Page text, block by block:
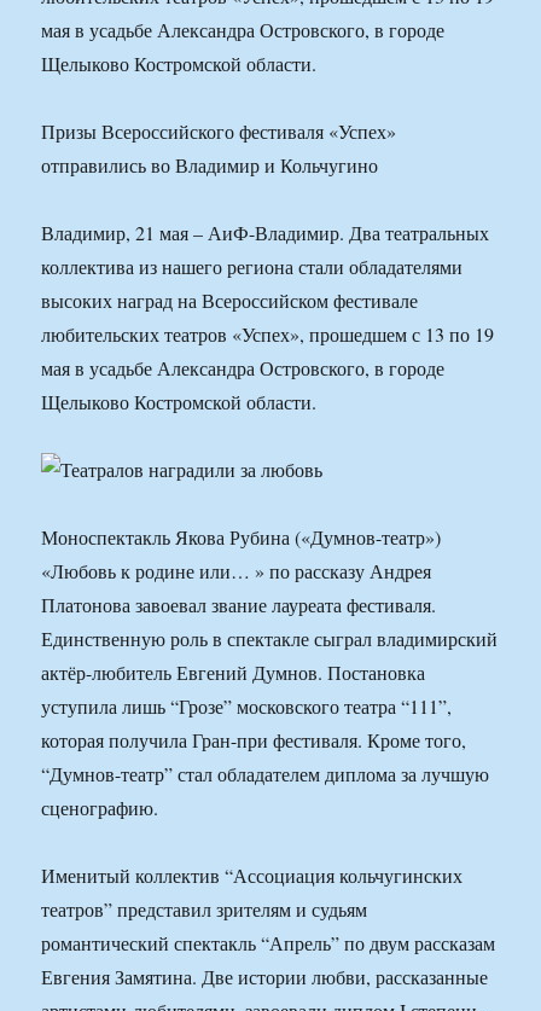
мая в усадьбе Александра Островского, в городе
Щелыково Костромской области.
Призы Всероссийского фестиваля «Успех»
отправились во Владимир и Кольчугино
Владимир, 21 мая – АиФ-Владимир. Два театральных
коллектива из нашего региона стали обладателями
высоких наград на Всероссийском фестивале
любительских театров «Успех», прошедшем с 13 по 19
мая в усадьбе Александра Островского, в городе
Щелыково Костромской области.
Моноспектакль Якова Рубина («Думнов-театр»)
«Любовь к родине или… » по рассказу Андрея
Платонова завоевал звание лауреата фестиваля.
Единственную роль в спектакле сыграл владимирский
актёр-любитель Евгений Думнов. Постановка
уступила лишь “Грозе” московского театра “111”,
которая получила Гран-при фестиваля. Кроме того,
“Думнов-театр” стал обладателем диплома за лучшую
сценографию.
Именитый коллектив “Ассоциация кольчугинских
театров” представил зрителям и судьям
романтический спектакль “Апрель” по двум рассказам
Евгения Замятина. Две истории любви, рассказанные